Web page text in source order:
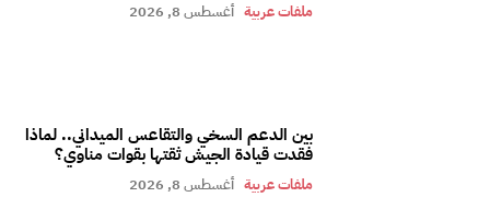
ملفات عربية أغسطس 8, 2026
بين الدعم السخي والتقاعس الميداني.. لماذا
فقدت قيادة الجيش ثقتها بقوات مناوي؟
ملفات عربية أغسطس 8, 2026